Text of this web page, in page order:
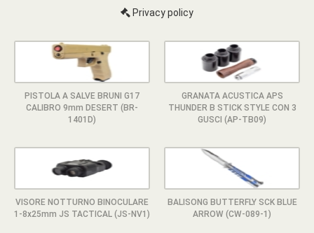
Privacy policy
PISTOLA A SALVE BRUNI G17
CALIBRO 9mm DESERT (BR-
1401D)
GRANATA ACUSTICA APS
THUNDER B STICK STYLE CON 3
GUSCI (AP-TB09)
VISORE NOTTURNO BINOCULARE
1-8x25mm JS TACTICAL (JS-NV1)
BALISONG BUTTERFLY SCK BLUE
ARROW (CW-089-1)